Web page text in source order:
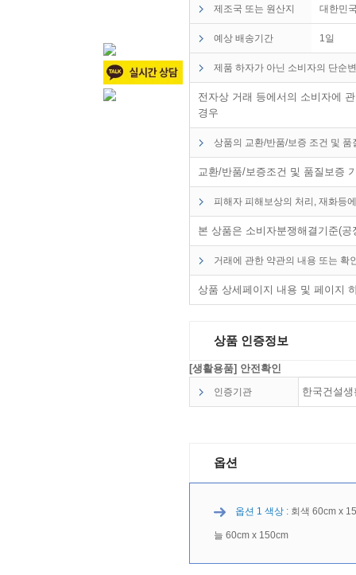
제조국 또는 원산지 대한민
예상 배송기간 1일
제품 하자가 아닌 소비자의 단순
전자상 거래 등에서의 소비자에
경우
상품의 교환/반품/보증 조건 및 품
교환/반품/보증조건 및 품질보증
피해자 피해보상의 처리, 재화등
본 상품은 소비자분쟁해결기준(
거래에 관한 약관의 내용 또는 확
상품 상세페이지 내용 및 페이지
상품 인증정보
[생활용품] 안전확인
인증기관 한국건설
옵션
옵션 1 색상 : 회색 60cm x
늘 60cm x 150cm